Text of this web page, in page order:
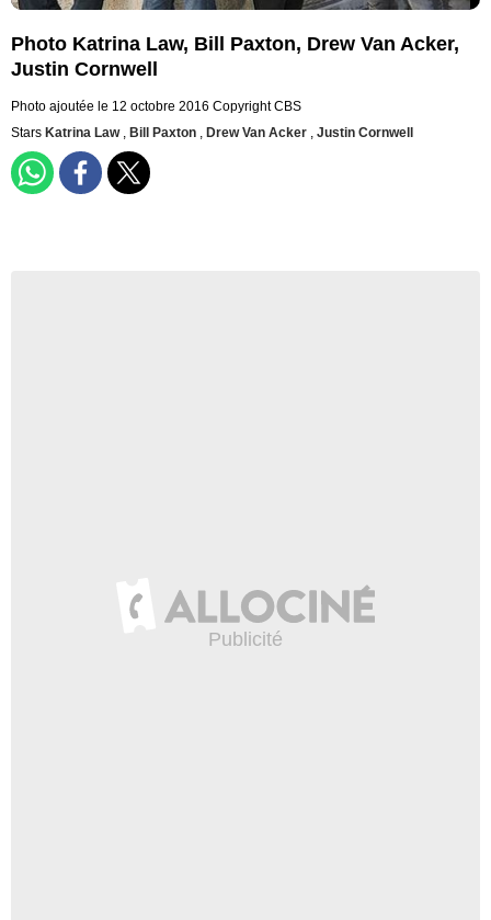
Photo Katrina Law, Bill Paxton, Drew Van Acker,
Justin Cornwell
Photo ajoutée le 12 octobre 2016 Copyright CBS
Stars Katrina Law , Bill Paxton , Drew Van Acker , Justin Cornwell